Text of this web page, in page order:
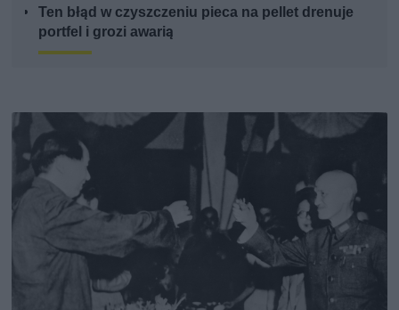
Ten błąd w czyszczeniu pieca na pellet drenuje
portfel i grozi awarią